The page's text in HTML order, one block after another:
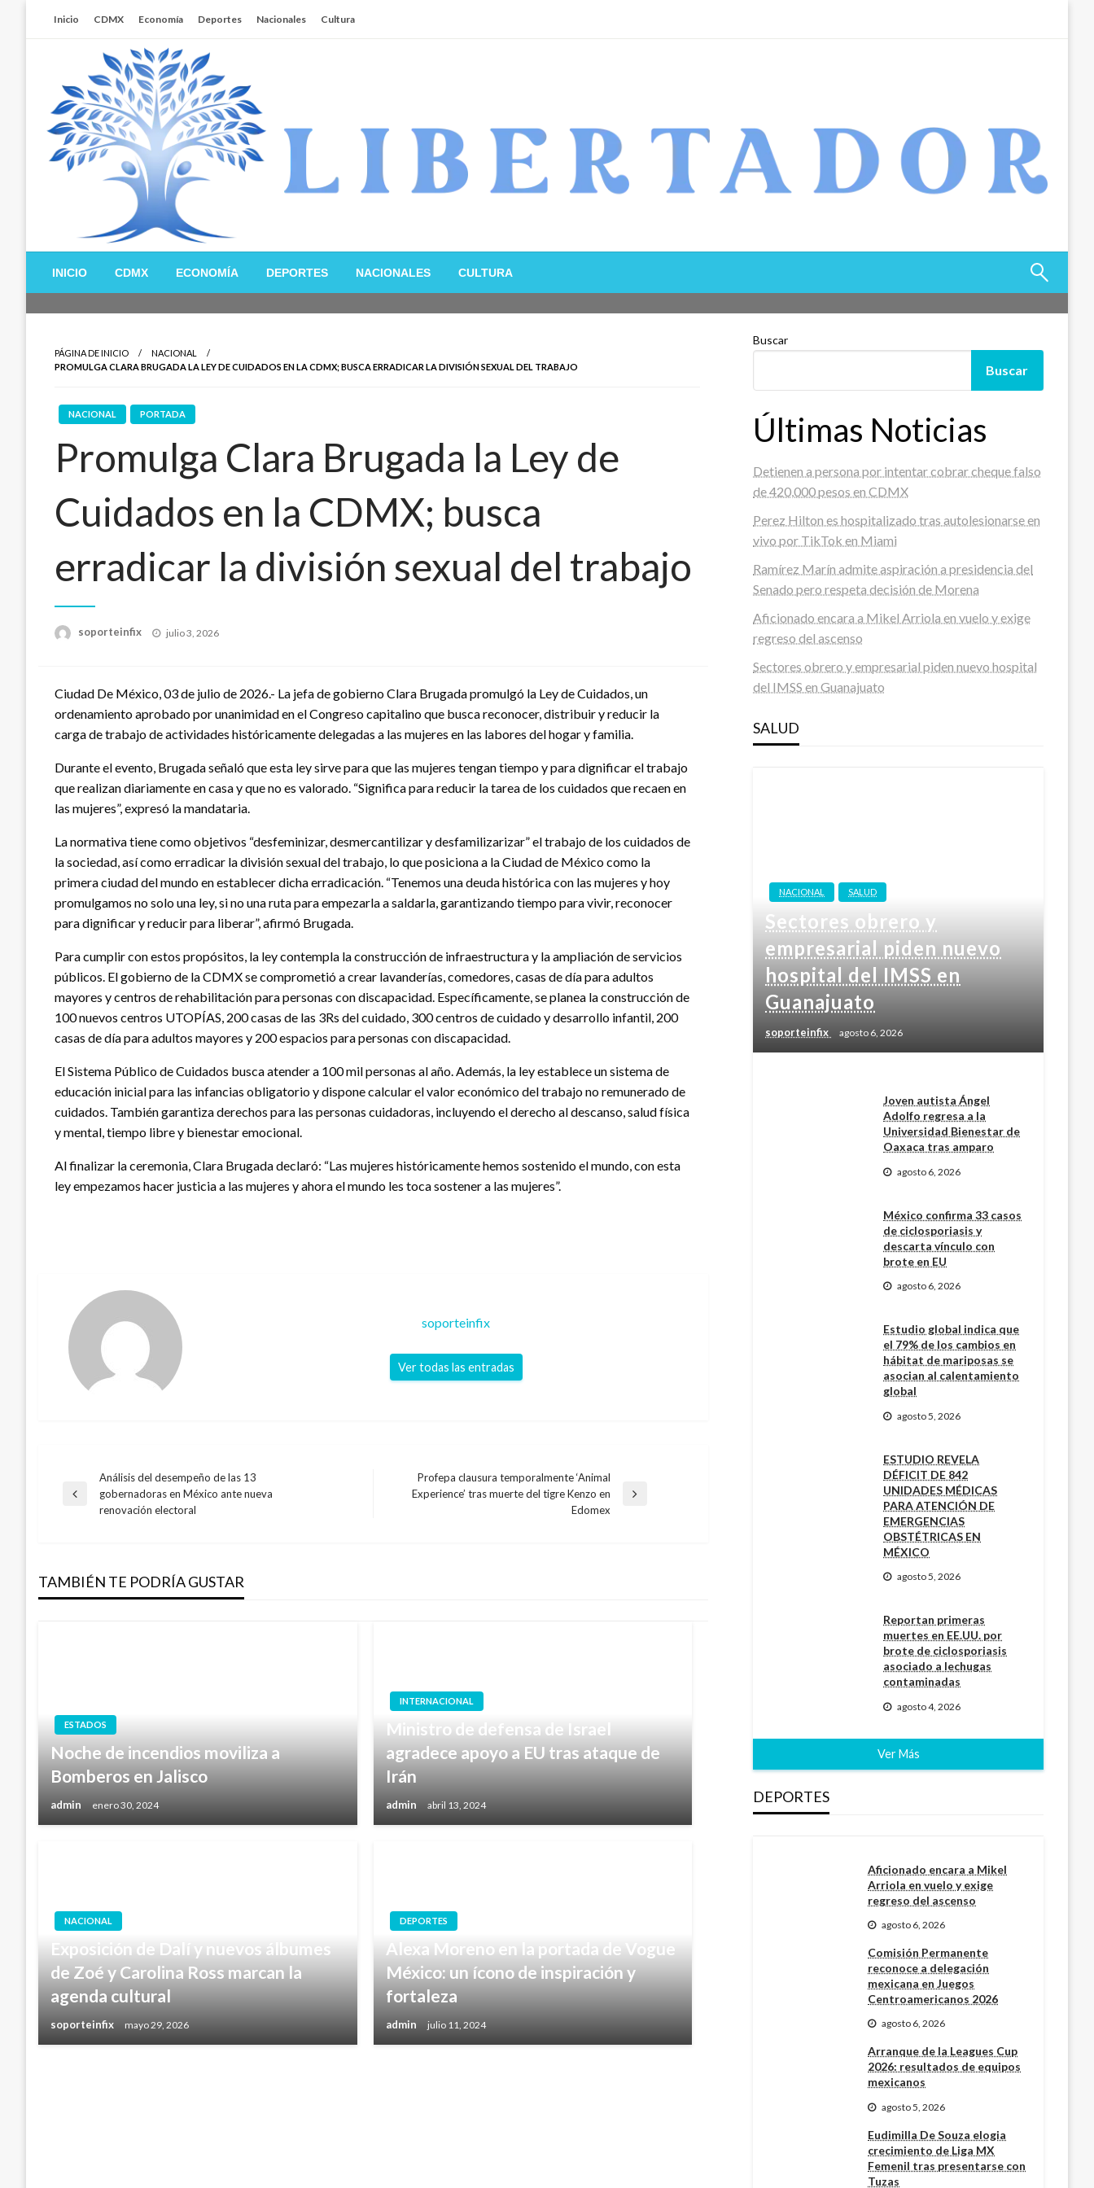
Inicio CDMX Economía Deportes Nacionales Cultura
Libertador MX
INICIO CDMX ECONOMÍA DEPORTES NACIONALES CULTURA
PÁGINA DE INICIO
NACIONAL
PROMULGA CLARA BRUGADA LA LEY DE CUIDADOS EN LA CDMX; BUSCA ERRADICAR LA DIVISIÓN SEXUAL DEL TRABAJO
NACIONAL PORTADA
Promulga Clara Brugada la Ley de
Cuidados en la CDMX; busca
erradicar la división sexual del trabajo
soporteinfix
Publicado
julio 3, 2026
Ciudad De México, 03 de julio de 2026.- La jefa de gobierno Clara Brugada promulgó la Ley de Cuidados, un
ordenamiento aprobado por unanimidad en el Congreso capitalino que busca reconocer, distribuir y reducir la
carga de trabajo de actividades históricamente delegadas a las mujeres en las labores del hogar y familia.
Durante el evento, Brugada señaló que esta ley sirve para que las mujeres tengan tiempo y para dignificar el trabajo
que realizan diariamente en casa y que no es valorado. “Significa para reducir la tarea de los cuidados que recaen en
las mujeres”, expresó la mandataria.
La normativa tiene como objetivos “desfeminizar, desmercantilizar y desfamilizarizar” el trabajo de los cuidados de
la sociedad, así como erradicar la división sexual del trabajo, lo que posiciona a la Ciudad de México como la
primera ciudad del mundo en establecer dicha erradicación. “Tenemos una deuda histórica con las mujeres y hoy
promulgamos no solo una ley, si no una ruta para empezarla a saldarla, garantizando tiempo para vivir, reconocer
para dignificar y reducir para liberar”, afirmó Brugada.
Para cumplir con estos propósitos, la ley contempla la construcción de infraestructura y la ampliación de servicios
públicos. El gobierno de la CDMX se comprometió a crear lavanderías, comedores, casas de día para adultos
mayores y centros de rehabilitación para personas con discapacidad. Específicamente, se planea la construcción de
100 nuevos centros UTOPÍAS, 200 casas de las 3Rs del cuidado, 300 centros de cuidado y desarrollo infantil, 200
casas de día para adultos mayores y 200 espacios para personas con discapacidad.
El Sistema Público de Cuidados busca atender a 100 mil personas al año. Además, la ley establece un sistema de
educación inicial para las infancias obligatorio y dispone calcular el valor económico del trabajo no remunerado de
cuidados. También garantiza derechos para las personas cuidadoras, incluyendo el derecho al descanso, salud física
y mental, tiempo libre y bienestar emocional.
Al finalizar la ceremonia, Clara Brugada declaró: “Las mujeres históricamente hemos sostenido el mundo, con esta
ley empezamos hacer justicia a las mujeres y ahora el mundo les toca sostener a las mujeres”.
soporteinfix
Ver todas las entradas
Navegación
entradas
Entrada
anterior
Análisis del desempeño de las 13
gobernadoras en México ante nueva
renovación electoral
Entrada
Profepa clausura temporalmente ‘Animal
Experience’ tras muerte del tigre Kenzo en
Edomex
TAMBIÉN TE PODRÍA GUSTAR
ESTADOS
Noche de incendios moviliza a
Bomberos en Jalisco
admin enero 30, 2024
INTERNACIONAL
Ministro de defensa de Israel
agradece apoyo a EU tras ataque de
Irán
admin abril 13, 2024
NACIONAL
Exposición de Dalí y nuevos álbumes
de Zoé y Carolina Ross marcan la
agenda cultural
soporteinfix mayo 29, 2026
DEPORTES
Alexa Moreno en la portada de Vogue
México: un ícono de inspiración y
fortaleza
admin julio 11, 2024
Buscar
Buscar
Últimas Noticias
Detienen a persona por intentar cobrar cheque falso
de 420,000 pesos en CDMX
Perez Hilton es hospitalizado tras autolesionarse en
vivo por TikTok en Miami
Ramírez Marín admite aspiración a presidencia del
Senado pero respeta decisión de Morena
Aficionado encara a Mikel Arriola en vuelo y exige
regreso del ascenso
Sectores obrero y empresarial piden nuevo hospital
del IMSS en Guanajuato
SALUD
NACIONAL SALUD
Sectores obrero y
empresarial piden nuevo
hospital del IMSS en
Guanajuato
soporteinfix agosto 6, 2026
Joven autista Ángel
Adolfo regresa a la
Universidad Bienestar de
Oaxaca tras amparo
agosto 6, 2026
México confirma 33 casos
de ciclosporiasis y
descarta vínculo con
brote en EU
agosto 6, 2026
Estudio global indica que
el 79% de los cambios en
hábitat de mariposas se
asocian al calentamiento
global
agosto 5, 2026
ESTUDIO REVELA
DÉFICIT DE 842
UNIDADES MÉDICAS
PARA ATENCIÓN DE
EMERGENCIAS
OBSTÉTRICAS EN
MÉXICO
agosto 5, 2026
Reportan primeras
muertes en EE.UU. por
brote de ciclosporiasis
asociado a lechugas
contaminadas
agosto 4, 2026
Ver Más
DEPORTES
Aficionado encara a Mikel
Arriola en vuelo y exige
regreso del ascenso
agosto 6, 2026
Comisión Permanente
reconoce a delegación
mexicana en Juegos
Centroamericanos 2026
agosto 6, 2026
Arranque de la Leagues Cup
2026: resultados de equipos
mexicanos
agosto 5, 2026
Eudimilla De Souza elogia
crecimiento de Liga MX
Femenil tras presentarse con
Tuzas